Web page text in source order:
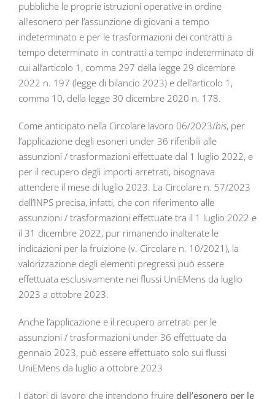
pubbliche le proprie istruzioni operative in ordine
all’esonero per l’assunzione di giovani a tempo
indeterminato e per le trasformazioni dei contratti a
tempo determinato in contratti a tempo indeterminato di
cui all’articolo 1, comma 297 della legge 29 dicembre
2022 n. 197 (legge di bilancio 2023) e dell’articolo 1,
comma 10, della legge 30 dicembre 2020 n. 178.
Come anticipato nella Circolare lavoro 06/2023/bis, per
l’applicazione degli esoneri under 36 riferibili alle
assunzioni / trasformazioni effettuate dal 1 luglio 2022, e
per il recupero degli importi arretrati, bisognava
attendere il mese di luglio 2023. La Circolare n. 57/2023
dell’INPS precisa, infatti, che con riferimento alle
assunzioni / trasformazioni effettuate tra il 1 luglio 2022 e
il 31 dicembre 2022, pur rimanendo inalterate le
indicazioni per la fruizione (v. Circolare n. 10/2021), la
valorizzazione degli elementi pregressi può essere
effettuata esclusivamente nei flussi UniEMens da luglio
2023 a ottobre 2023.
Anche l’applicazione e il recupero arretrati per le
assunzioni / trasformazioni under 36 effettuate da
gennaio 2023, può essere effettuato solo sui flussi
UniEMens da luglio a ottobre 2023
I datori di lavoro che intendono fruire dell’esonero per le